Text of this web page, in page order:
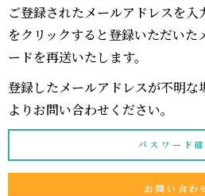
ご登録されたメールアドレスを
をクリックすると登録いただいた
ードを再送いたします。
登録したメールアドレスが不明な
よりお問い合わせください。
パスワード
お問い合わ